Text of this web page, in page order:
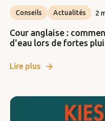
Conseils Actualités 2
Cour anglaise :
d'eau lors de fortes
Lire plus